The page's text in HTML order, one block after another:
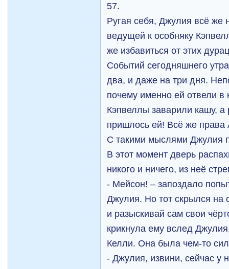
57.
Ругая себя, Джулия всё же
ведущей к особняку
же избавиться от этих
Событий сегодняшнего
два, и даже на три дня.
почему именно ей отвели в
Кэпвеллы заварили кашу, а
пришлось ей! Всё же права
С такими мыслями Джулия
В этот момент дверь
никого и ничего, из неё
- Мейсон! – запоздало
Джулия. Но тот скрылся на
и разыскивай сам свои
крикнула ему вслед
Келли. Она была чем-то
- Джулия, извини, сейчас у